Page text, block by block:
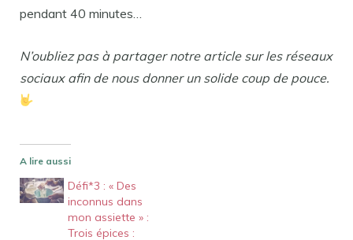
pendant 40 minutes…
N’oubliez pas à partager notre article sur les réseaux
sociaux afin de nous donner un solide coup de pouce.
A lire aussi
Défi*3 : « Des
inconnus dans
mon assiette » :
Trois épices :